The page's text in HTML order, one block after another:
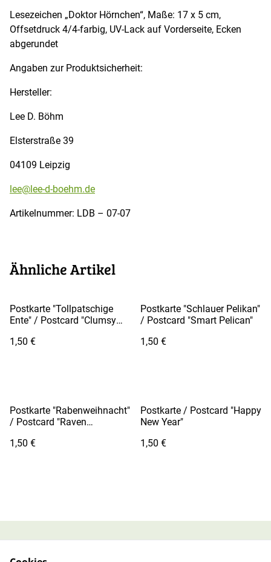
Lesezeichen „Doktor Hörnchen“, Maße: 17 x 5 cm,
Offsetdruck 4/4-farbig, UV-Lack auf Vorderseite, Ecken
abgerundet
Angaben zur Produktsicherheit:
Hersteller:
Lee D. Böhm
Elsterstraße 39
04109 Leipzig
lee@lee-d-boehm.de
Artikelnummer: LDB – 07-07
Ähnliche Artikel
Postkarte "Tollpatschige
Ente" / Postcard "Clumsy
1,50 €
Postkarte "Schlauer Pelikan"
/ Postcard "Smart Pelican"
1,50 €
Postkarte "Rabenweihnacht"
/ Postcard "Raven
1,50 €
Postkarte / Postcard "Happy
New Year"
1,50 €